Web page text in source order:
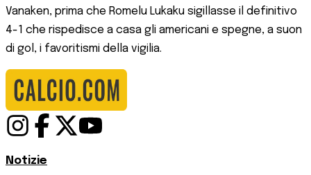
Vanaken, prima che Romelu Lukaku sigillasse il definitivo
4-1 che rispedisce a casa gli americani e spegne, a suon
di gol, i favoritismi della vigilia.
Notizie